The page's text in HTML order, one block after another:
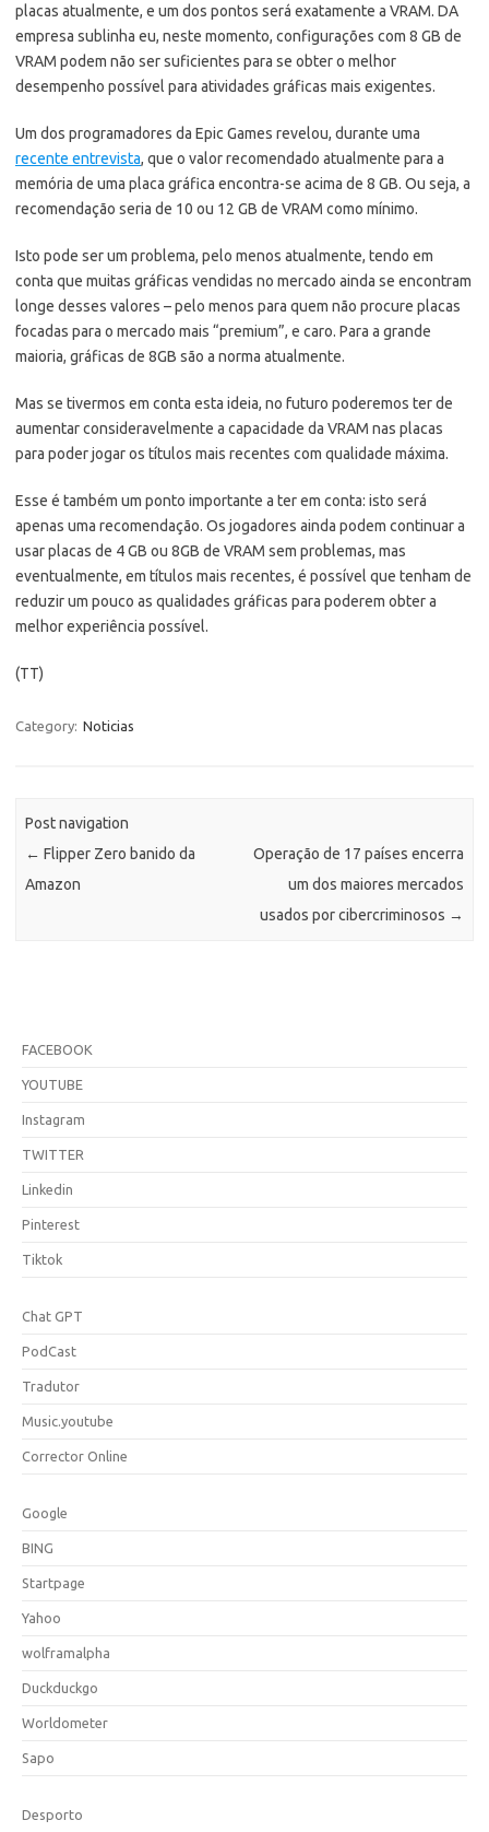
placas atualmente, e um dos pontos será exatamente a VRAM. DA
empresa sublinha eu, neste momento, configurações com 8 GB de
VRAM podem não ser suficientes para se obter o melhor
desempenho possível para atividades gráficas mais exigentes.
Um dos programadores da Epic Games revelou, durante uma
recente entrevista, que o valor recomendado atualmente para a
memória de uma placa gráfica encontra-se acima de 8 GB. Ou seja, a
recomendação seria de 10 ou 12 GB de VRAM como mínimo.
Isto pode ser um problema, pelo menos atualmente, tendo em
conta que muitas gráficas vendidas no mercado ainda se encontram
longe desses valores – pelo menos para quem não procure placas
focadas para o mercado mais “premium”, e caro. Para a grande
maioria, gráficas de 8GB são a norma atualmente.
Mas se tivermos em conta esta ideia, no futuro poderemos ter de
aumentar consideravelmente a capacidade da VRAM nas placas
para poder jogar os títulos mais recentes com qualidade máxima.
Esse é também um ponto importante a ter em conta: isto será
apenas uma recomendação. Os jogadores ainda podem continuar a
usar placas de 4 GB ou 8GB de VRAM sem problemas, mas
eventualmente, em títulos mais recentes, é possível que tenham de
reduzir um pouco as qualidades gráficas para poderem obter a
melhor experiência possível.
(TT)
Category: Noticias
Post navigation
← Flipper Zero banido da
Amazon
Operação de 17 países encerra
um dos maiores mercados
usados por cibercriminosos →
FACEBOOK
YOUTUBE
Instagram
TWITTER
Linkedin
Pinterest
Tiktok
Chat GPT
PodCast
Tradutor
Music.youtube
Corrector Online
Google
BING
Startpage
Yahoo
wolframalpha
Duckduckgo
Worldometer
Sapo
Desporto